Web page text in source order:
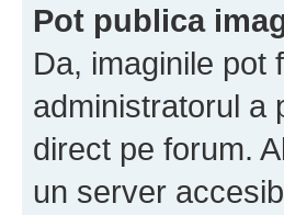
Pot publica
Da, imaginile pot
administratorul a
direct pe forum.
un server